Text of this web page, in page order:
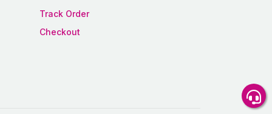
Track Order
Checkout